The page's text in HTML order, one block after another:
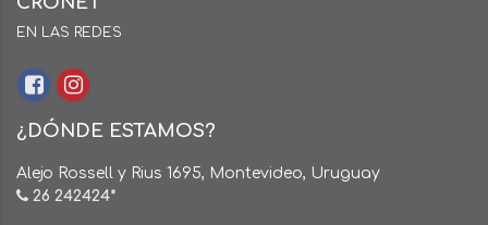
EN LAS REDES
¿DÓNDE ESTAMOS?
Alejo Rossell y Rius 1695, Montevideo, Uruguay
26 242424*